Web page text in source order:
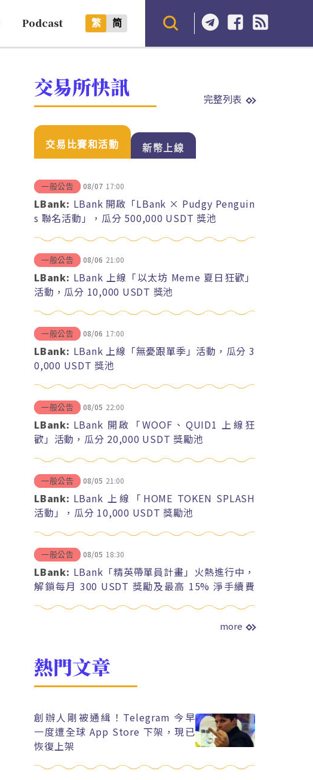
Podcast 繁 简
交易所快訊 完整列表
交易比賽和活動 新幣上線
一般公告 08/07 17:00
LBank: LBank 開啟「LBank × Pudgy Penguin
s 聯名活動」，瓜分 500,000 USDT 獎池
一般公告 08/06 21:00
LBank: LBank 上線「以太坊 Meme 夏日狂歡」
活動，瓜分 10,000 USDT 獎池
一般公告 08/06 17:00
LBank: LBank 上線「無憂跟單季」活動，瓜分 3
0,000 USDT 獎池
一般公告 08/05 22:00
LBank: LBank 開啟「WOOF、QUID1 上線狂
歡」活動，瓜分 20,000 USDT 獎勵池
一般公告 08/05 21:00
LBank: LBank 上線「HOME TOKEN SPLASH
活動」，瓜分 10,000 USDT 獎勵池
一般公告 08/05 18:30
LBank: LBank「精英帶單員計畫」火熱進行中，
解鎖每月 300 USDT 獎勵及最高 15% 淨手續費
more
熱門文章
創辦人剛被通緝！Telegram 今早
一度遭全球 App Store 下架，現已
恢復上架